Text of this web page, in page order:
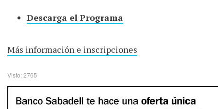
Descarga el Programa
Más información e inscripciones
Visto: 2765